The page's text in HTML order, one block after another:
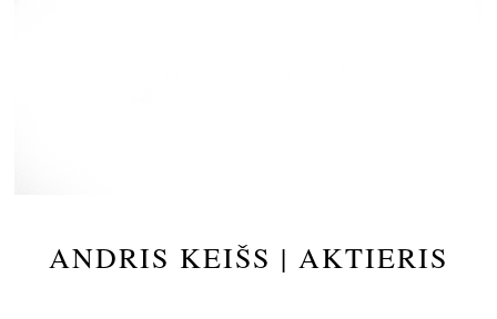
ANDRIS KEIŠS | AKTIERIS